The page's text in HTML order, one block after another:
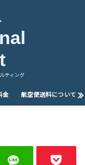
ティング
金 航空便送料について